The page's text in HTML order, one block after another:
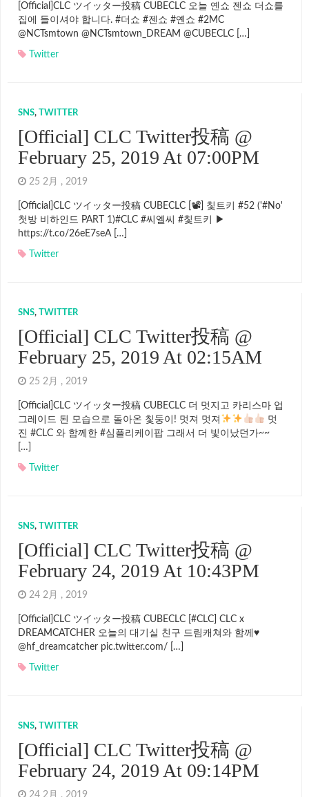
[Official]CLC ツイッター投稿 CUBECLC 오늘 옌쇼 젠쇼 더쇼를
집에 들이셔야 합니다. #더쇼 #젠쇼 #옌쇼 #2MC
@NCTsmtown @NCTsmtown_DREAM @CUBECLC […]
Twitter
SNS, TWITTER
[Official] CLC Twitter投稿 @
February 25, 2019 At 07:00PM
25 2月 , 2019
[Official]CLC ツイッター投稿 CUBECLC [📽] 칯트키 #52 ('#No'
첫방 비하인드 PART 1)#CLC #씨엘씨 #칯트키 ▶
https://t.co/26eE7seA […]
Twitter
SNS, TWITTER
[Official] CLC Twitter投稿 @
February 25, 2019 At 02:15AM
25 2月 , 2019
[Official]CLC ツイッター投稿 CUBECLC 더 멋지고 카리스마 업
그레이드 된 모습으로 돌아온 칯둥이! 멋져 멋져
멋
진 #CLC 와 함께한 #심플리케이팝 그래서 더 빛이났던가~~
[…]
Twitter
SNS, TWITTER
[Official] CLC Twitter投稿 @
February 24, 2019 At 10:43PM
24 2月 , 2019
[Official]CLC ツイッター投稿 CUBECLC [#CLC] CLC x
DREAMCATCHER 오늘의 대기실 친구 드림캐쳐와 함께♥
@hf_dreamcatcher pic.twitter.com/ […]
Twitter
SNS, TWITTER
[Official] CLC Twitter投稿 @
February 24, 2019 At 09:14PM
24 2月 , 2019